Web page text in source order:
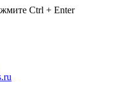
Ctrl + Enter